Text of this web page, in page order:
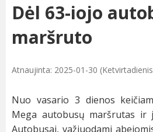
Dėl 63-iojo
maršruto
Atnaujinta: 2025-01-30
Nuo vasario 3 dienos
Mega autobusų maršrutas ir
Autobusai, važiuodami